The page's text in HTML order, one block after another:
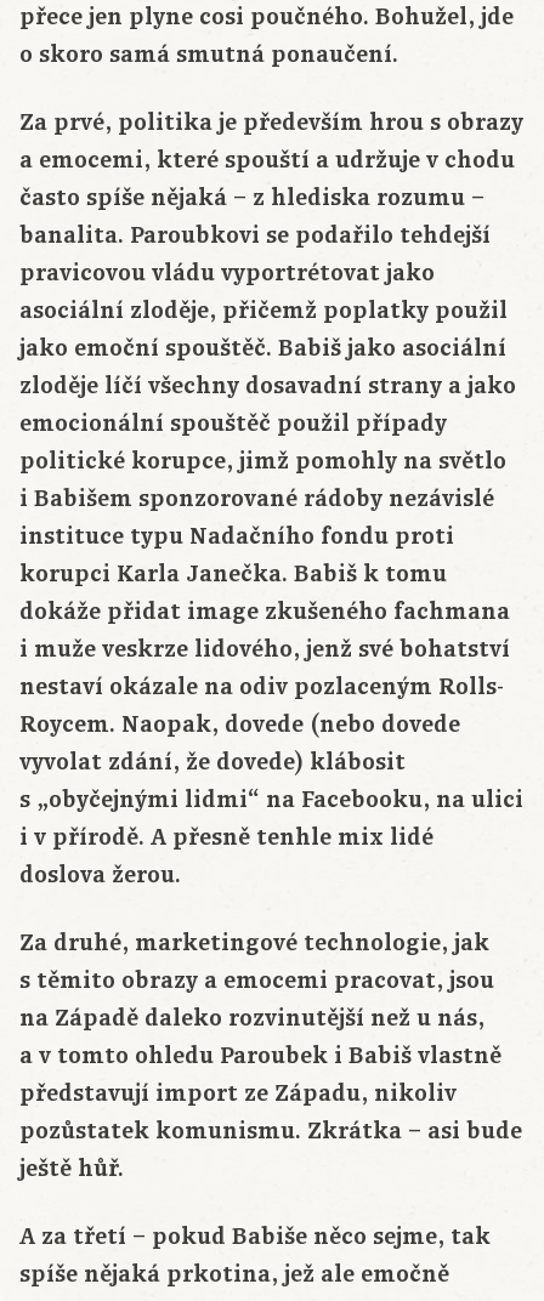
přece jen plyne cosi poučného. Bohužel, jde
o skoro samá smutná ponaučení.
Za prvé, politika je především hrou s obrazy
a emocemi, které spouští a udržuje v chodu
často spíše nějaká – z hlediska rozumu –
banalita. Paroubkovi se podařilo tehdejší
pravicovou vládu vyportrétovat jako
asociální zloděje, přičemž poplatky použil
jako emoční spouštěč. Babiš jako asociální
zloděje líčí všechny dosavadní strany a jako
emocionální spouštěč použil případy
politické korupce, jimž pomohly na světlo
i Babišem sponzorované rádoby nezávislé
instituce typu Nadačního fondu proti
korupci Karla Janečka. Babiš k tomu
dokáže přidat image zkušeného fachmana
i muže veskrze lidového, jenž své bohatství
nestaví okázale na odiv pozlaceným Rolls-
Roycem. Naopak, dovede (nebo dovede
vyvolat zdání, že dovede) klábosit
s „obyčejnými lidmi“ na Facebooku, na ulici
i v přírodě. A přesně tenhle mix lidé
doslova žerou.
Za druhé, marketingové technologie, jak
s těmito obrazy a emocemi pracovat, jsou
na Západě daleko rozvinutější než u nás,
a v tomto ohledu Paroubek i Babiš vlastně
představují import ze Západu, nikoliv
pozůstatek komunismu. Zkrátka – asi bude
ještě hůř.
A za třetí – pokud Babiše něco sejme, tak
spíše nějaká prkotina, jež ale emočně